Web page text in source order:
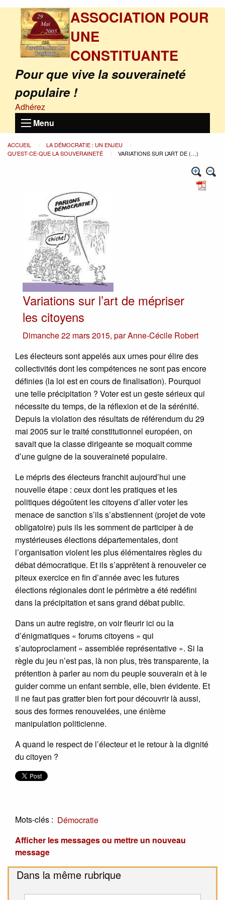
ASSOCIATION POUR
UNE
CONSTITUANTE
Pour que vive la souveraineté
populaire !
Adhérez
Menu
ACCUEIL
LA DÉMOCRATIE : UN ENJEU
QU’EST-CE-QUE LA SOUVERAINETÉ
VARIATIONS SUR L’ART DE (…)
Variations sur l’art de mépriser
les citoyens
Dimanche 22 mars 2015, parAnne-Cécile Robert
Les électeurs sont appelés aux urnes pour élire des
collectivités dont les compétences ne sont pas encore
définies (la loi est en cours de finalisation). Pourquoi
une telle précipitation ? Voter est un geste sérieux qui
nécessite du temps, de la réflexion et de la sérénité.
Depuis la violation des résultats de référendum du 29
mai 2005 sur le traité constitutionnel européen, on
savait que la classe dirigeante se moquait comme
d’une guigne de la souveraineté populaire.
Le mépris des électeurs franchit aujourd’hui une
nouvelle étape : ceux dont les pratiques et les
politiques dégoûtent les citoyens d’aller voter les
menace de sanction s’ils s’abstiennent (projet de vote
obligatoire) puis ils les somment de participer à de
mystérieuses élections départementales, dont
l’organisation violent les plus élémentaires règles du
débat démocratique. Et ils s’apprêtent à renouveler ce
piteux exercice en fin d’année avec les futures
élections régionales dont le périmètre a été redéfini
dans la précipitation et sans grand débat public.
Dans un autre registre, on voir fleurir ici ou la
d’énigmatiques « forums citoyens » qui
s’autoproclament « assemblée représentative ». Si la
règle du jeu n’est pas, là non plus, très transparente, la
prétention à parler au nom du peuple souverain et à le
guider comme un enfant semble, elle, bien évidente. Et
il ne faut pas gratter bien fort pour découvrir là aussi,
sous des formes renouvelées, une énième
manipulation politicienne.
A quand le respect de l’électeur et le retour à la dignité
du citoyen ?
Mots-clés : Démocratie
Afficher les messages ou mettre un nouveau
message
Dans la même rubrique